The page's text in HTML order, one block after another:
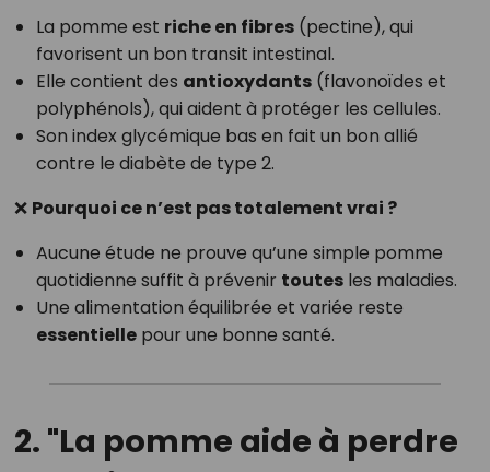
La pomme est riche en fibres(pectine), qui
favorisent un bon transit intestinal.
Elle contient des antioxydants(flavonoïdes et
polyphénols), qui aident à protéger les cellules.
Son index glycémique bas en fait un bon allié
contre le diabète de type 2.
❌ Pourquoi ce n’est pas totalement vrai ?
Aucune étude ne prouve qu’une simple pomme
quotidienne suffit à prévenir toutesles maladies.
Une alimentation équilibrée et variée reste
essentiellepour une bonne santé.
2. "La pomme aide à perdre